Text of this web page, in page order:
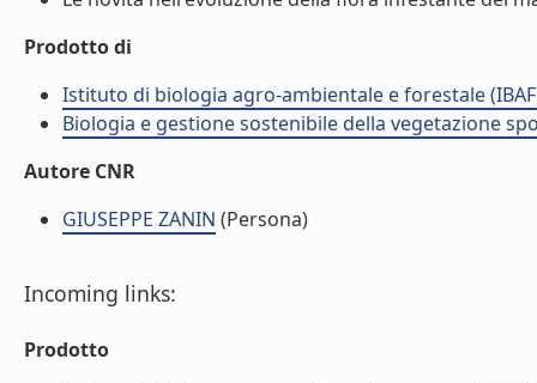
Prodotto di
Istituto di biologia agro-ambientale e forestale
Biologia e gestione sostenibile della vegetazione
Autore CNR
GIUSEPPE ZANIN (Persona)
Incoming links:
Prodotto